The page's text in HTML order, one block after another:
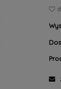
nie zawiera